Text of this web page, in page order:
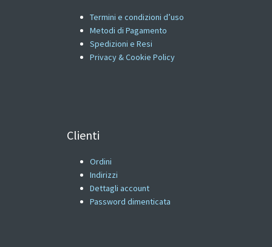
Termini e condizioni d’uso
Metodi di Pagamento
Spedizioni e Resi
Privacy & Cookie Policy
Clienti
Ordini
Indirizzi
Dettagli account
Password dimenticata